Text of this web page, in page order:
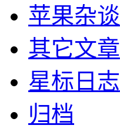
苹果杂谈
其它文章
星标日志
归档